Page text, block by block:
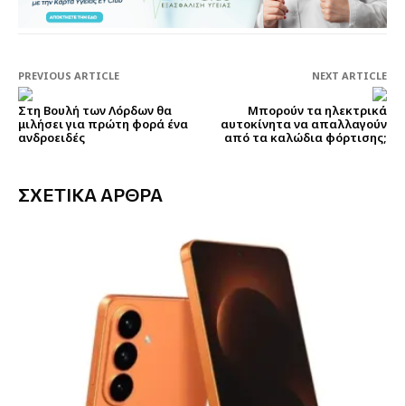
PREVIOUS ARTICLE
Στη Βουλή των Λόρδων θα
μιλήσει για πρώτη φορά ένα
ανδροειδές
NEXT ARTICLE
Μπορούν τα ηλεκτρικά
αυτοκίνητα να απαλλαγούν
από τα καλώδια φόρτισης;
ΣΧΕΤΙΚΑ ΑΡΘΡΑ